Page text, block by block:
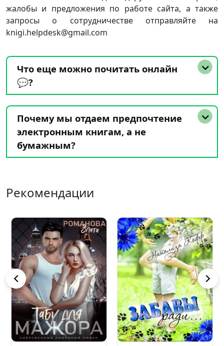
жалобы и предложения по работе сайта, а также
запросы о сотрудничестве отправляйте на
knigi.helpdesk@gmail.com
Что еще можно почитать онлайн
💬?
Почему мы отдаем предпочтение
электронным книгам, а не
бумажным?
Рекомендации